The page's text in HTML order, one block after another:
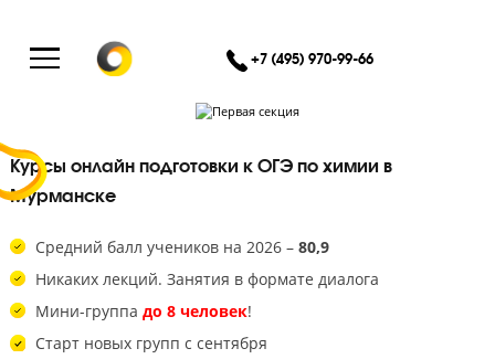
+7 (495) 970-99-66
Курсы онлайн подготовки к ОГЭ по химии в
Средний балл учеников на 2026 –80,9
Никаких лекций. Занятия в формате диалога
Мини-группадо 8 человек